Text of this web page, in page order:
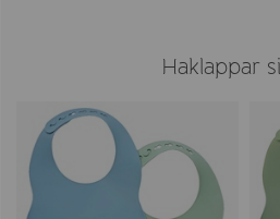
Haklappar